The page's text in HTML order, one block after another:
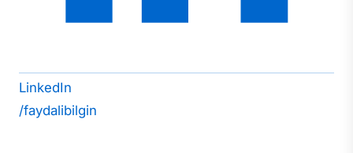
LinkedIn
/faydalibilgin